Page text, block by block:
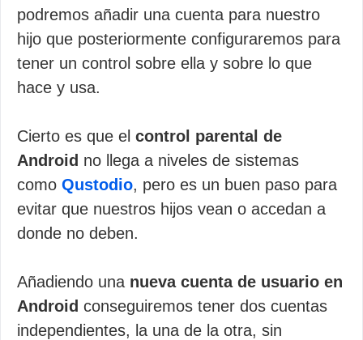
podremos añadir una cuenta para nuestro
hijo que posteriormente configuraremos para
tener un control sobre ella y sobre lo que
hace y usa.
Cierto es que el control parental de
Android no llega a niveles de sistemas
como Qustodio, pero es un buen paso para
evitar que nuestros hijos vean o accedan a
donde no deben.
Añadiendo una nueva cuenta de usuario en
Android conseguiremos tener dos cuentas
independientes, la una de la otra, sin